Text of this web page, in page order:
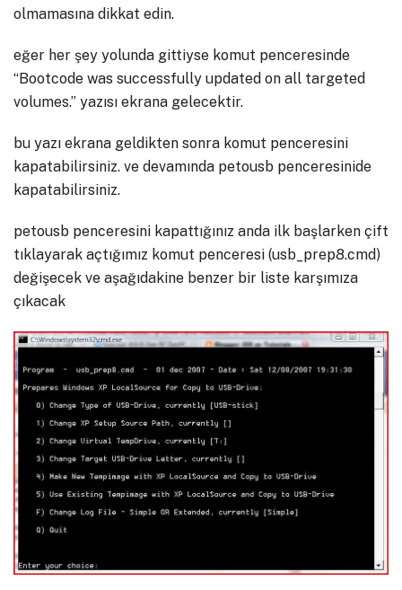
olmamasına dikkat edin.
eğer her şey yolunda gittiyse komut penceresinde
“Bootcode was successfully updated on all targeted
volumes.” yazısı ekrana gelecektir.
bu yazı ekrana geldikten sonra komut penceresini
kapatabilirsiniz. ve devamında petousb penceresinide
kapatabilirsiniz.
petousb penceresini kapattığınız anda ilk başlarken çift
tıklayarak açtığımız komut penceresi (usb_prep8.cmd)
değişecek ve aşağıdakine benzer bir liste karşımıza
çıkacak